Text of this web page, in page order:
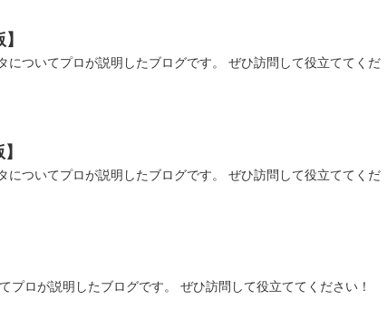
についてプロが説明したブログです。 ぜひ訪問して役立ててくだ
についてプロが説明したブログです。 ぜひ訪問して役立ててくだ
プロが説明したブログです。 ぜひ訪問して役立ててください！